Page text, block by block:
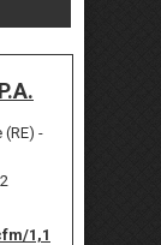
(RE) -
1,1